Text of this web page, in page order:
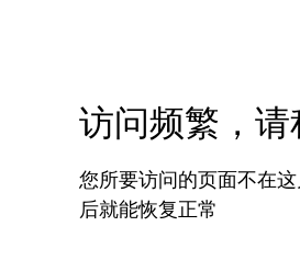
访问频繁，请
您所要访问的页面不在
后就能恢复正常